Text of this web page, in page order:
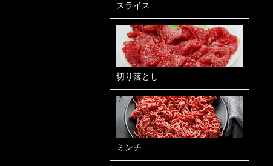
スライス
切り落とし
ミンチ